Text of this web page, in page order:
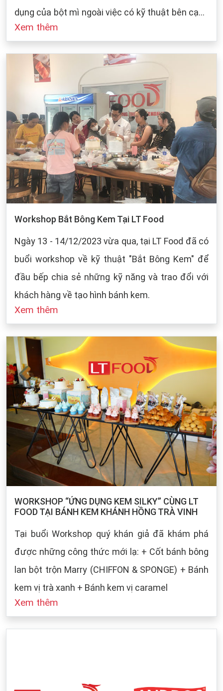
dụng của bột mì ngoài việc có kỹ thuật bên cạnh
đó cũng dựa vào sự bảo quản của chúng ta khi
cách bảo quản chung cho các loại bột mì:
Xem thêm
Workshop Bắt Bông Kem Tại LT Food
Ngày 13 - 14/12/2023 vừa qua, tại LT Food đã có
buổi workshop về kỹ thuật "Bắt Bông Kem" để
đầu bếp chia sẻ những kỹ năng và trao đổi với
khách hàng về tạo hình bánh kem.
Xem thêm
WORKSHOP “ỨNG DỤNG KEM SILKY” CÙNG LT
FOOD TẠI BÁNH KEM KHÁNH HỒNG TRÀ VINH
Tại buổi Workshop quý khán giả đã khám phá
được những công thức mới lạ: + Cốt bánh bông
lan bột trộn Marry (CHIFFON & SPONGE) + Bánh
kem vị trà xanh + Bánh kem vị caramel
Xem thêm